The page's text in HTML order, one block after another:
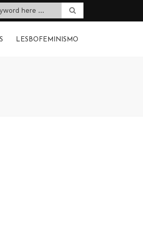
LESBOFEMINISMO